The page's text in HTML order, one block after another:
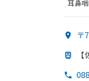
耳鼻
〒